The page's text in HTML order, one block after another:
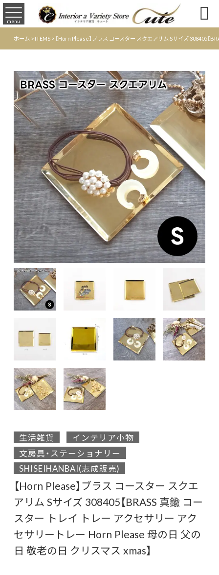
menu 
ホーム >ITEMS > 【Horn Please】ブラス コースター スクエアリム Sサイズ 308405【
生活雑貨
インテリア小物
文房具・ステーショナリー
SHISEIHANBAI(志成販売)
【Horn Please】ブラス コースター スクエ
アリム Sサイズ 308405【BRASS 真鍮 コー
スター トレイ トレー アクセサリー アク
セサリートレー Horn Please 母の日 父の
日 敬老の日 クリスマス xmas】